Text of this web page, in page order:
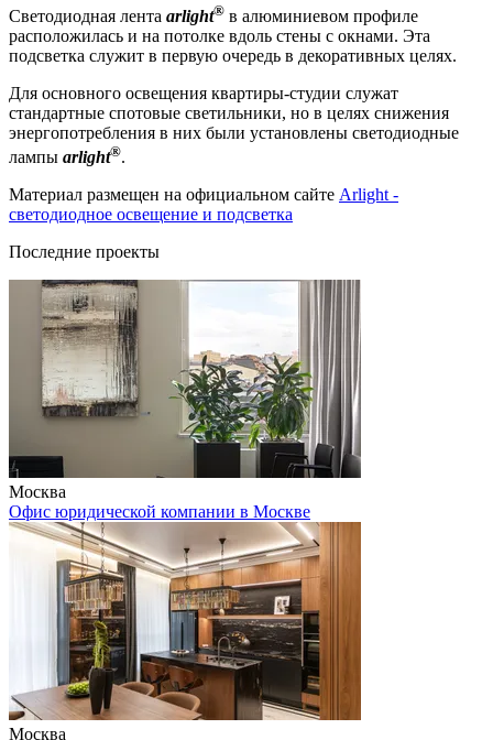
Светодиодная лента arlight® в алюминиевом профиле
расположилась и на потолке вдоль стены с окнами. Эта
подсветка служит в первую очередь в декоративных целях.
Для основного освещения квартиры-студии служат
стандартные спотовые светильники, но в целях снижения
энергопотребления в них были установлены светодиодные
лампы arlight®.
Материал размещен на официальном сайте Arlight -
светодиодное освещение и подсветка
Последние проекты
Москва
Офис юридической компании в Москве
Москва